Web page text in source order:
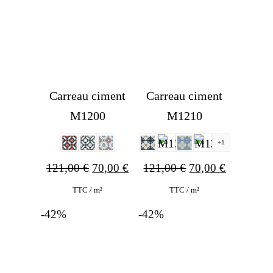
Carreau ciment
M1200
121,00€ Ursprünglicher
Preis
70,00€Aktueller
TTC / m²
Carreau ciment
M1210
+1
121,00€ Ursprünglicher
Preis
70,00€Aktueller
TTC / m²
-42% -42%